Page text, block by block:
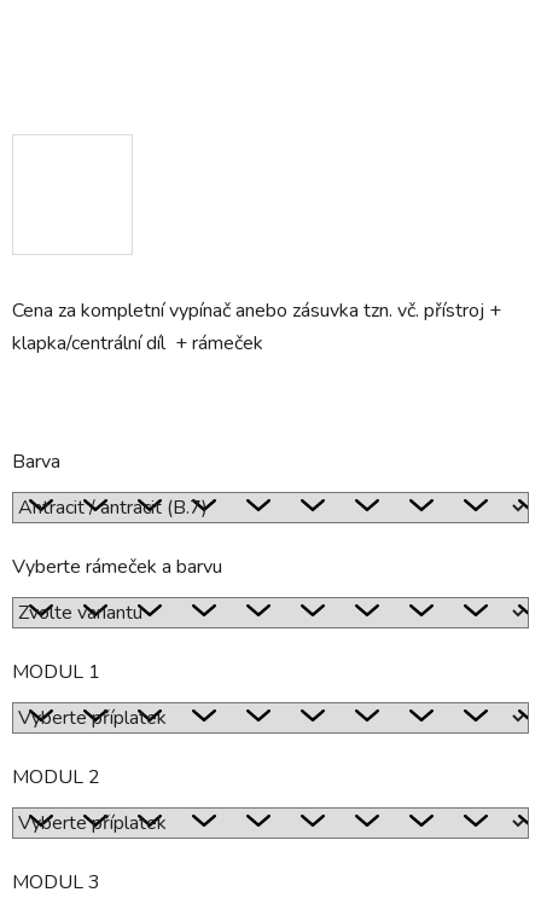
Cena za kompletní vypínač anebo zásuvka tzn. vč. přístroj +
klapka/centrální díl + rámeček
Barva
Vyberte rámeček a barvu
MODUL 1
MODUL 2
MODUL 3